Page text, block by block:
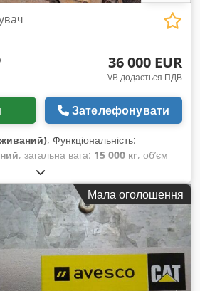
36 000 EUR
VB додається ПДВ
Зателефонувати
, Функціональність:
, загальна вага: 15 000 кг, об’єм
CAT 0953CKBBX02626, повністю
Il Rsx Ab Der Мала оголошення